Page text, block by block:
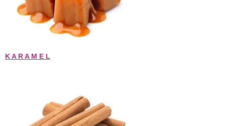
K A R A M E L